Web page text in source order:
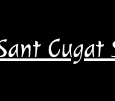
Cugat